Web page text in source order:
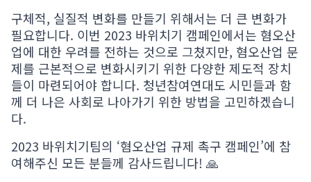
구체적, 실질적 변화를 만들기 위해서는 더 큰 변화가
필요합니다. 이번 2023 바위치기 캠페인에서는 혐오산
업에 대한 우려를 전하는 것으로 그쳤지만, 혐오산업 문
제를 근본적으로 변화시키기 위한 다양한 제도적 장치
들이 마련되어야 합니다. 청년참여연대도 시민들과 함
께 더 나은 사회로 나아가기 위한 방법을 고민하겠습니
다.
2023 바위치기팀의 ‘혐오산업 규제 촉구 캠페인’에 참
여해주신 모든 분들께 감사드립니다! 🙏